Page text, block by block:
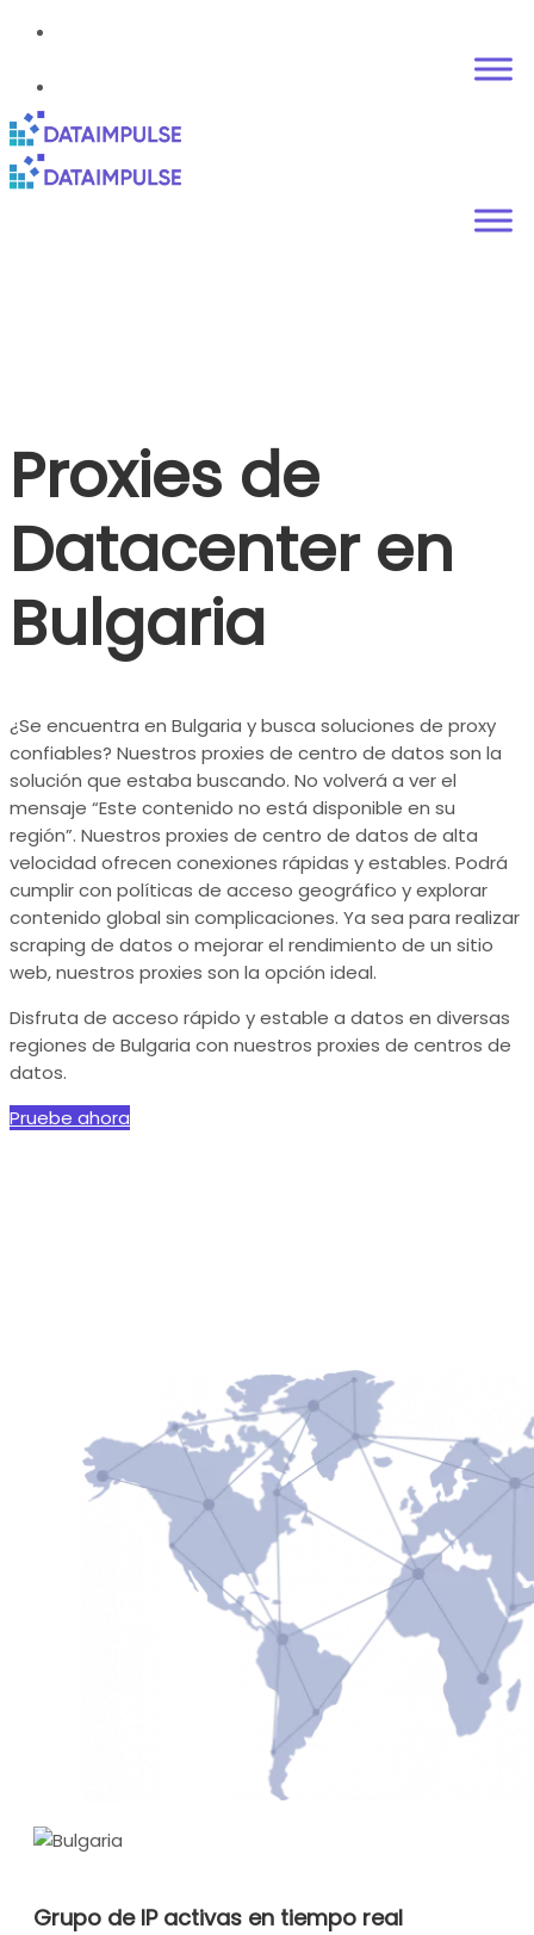
Proxies de
Datacenter en
Bulgaria
¿Se encuentra en Bulgaria y busca soluciones de proxy
confiables? Nuestros proxies de centro de datos son la
solución que estaba buscando. No volverá a ver el
mensaje “Este contenido no está disponible en su
región”. Nuestros proxies de centro de datos de alta
velocidad ofrecen conexiones rápidas y estables. Podrá
cumplir con políticas de acceso geográfico y explorar
contenido global sin complicaciones. Ya sea para realizar
scraping de datos o mejorar el rendimiento de un sitio
web, nuestros proxies son la opción ideal.
Disfruta de acceso rápido y estable a datos en diversas
regiones de Bulgaria con nuestros proxies de centros de
datos.
Pruebe ahora
Grupo de IP activas en tiempo real